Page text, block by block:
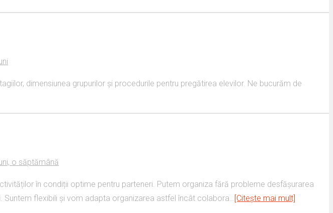
dimensiunea grupurilor și procedurile pentru pregătirea elevilor. Ne bucurăm de
o săptămână
în condiții optime pentru parteneri. Putem organiza fără probleme desfășurarea
flexibili și vom adapta organizarea astfel încât colabora…
[Citește mai mult]